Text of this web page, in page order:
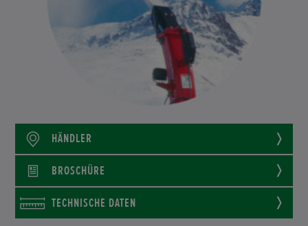
HÄNDLER
BROSCHÜRE
TECHNISCHE DATEN